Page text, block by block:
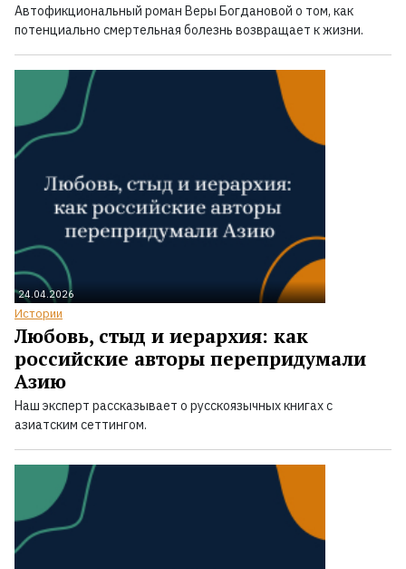
Автофикциональный роман Веры Богдановой о том, как
потенциально смертельная болезнь возвращает к жизни.
24.04.2026
Истории
Любовь, стыд и иерархия: как
российские авторы перепридумали
Азию
Наш эксперт рассказывает о русскоязычных книгах с
азиатским сеттингом.